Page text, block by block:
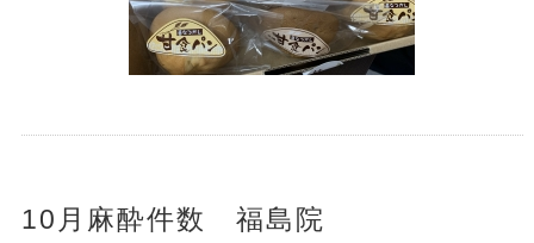
10月麻酔件数 福島院